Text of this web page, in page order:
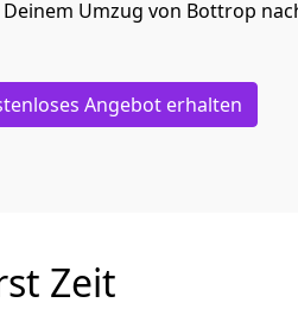
Umzug von Bottrop
Angebot erhalten
Zeit